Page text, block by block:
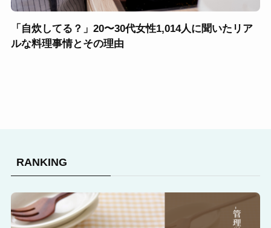
「自炊してる？」20〜30代女性1,014人に聞いたリア
ルな料理事情とその理由
RANKING